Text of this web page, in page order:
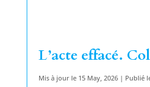
L’acte effacé.
Mis à jour le 15 May, 2026 | Publié